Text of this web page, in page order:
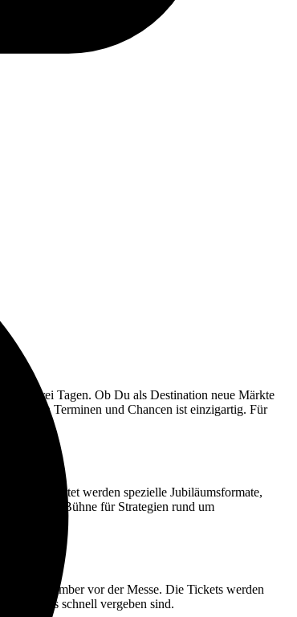
an drei Tagen. Ob Du als Destination neue Märkte
an Terminen und Chancen ist einzigartig. Für
Erwartet werden spezielle Jubiläumsformate,
2026 zur Bühne für Strategien rund um
im Dezember vor der Messe. Die Tickets werden
Slots schnell vergeben sind.